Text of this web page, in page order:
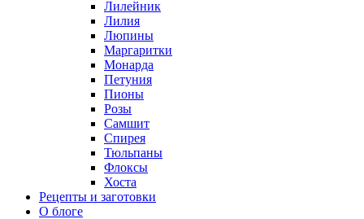
Лилейник
Лилия
Люпины
Маргаритки
Монарда
Петуния
Пионы
Розы
Самшит
Спирея
Тюльпаны
Флоксы
Хоста
Рецепты и заготовки
О блоге